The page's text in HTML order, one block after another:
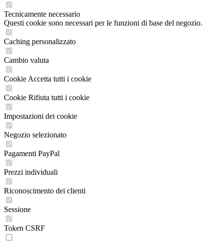
Tecnicamente necessario
Questi cookie sono necessari per le funzioni di base del negozio.
Caching personalizzato
Cambio valuta
Cookie Accetta tutti i cookie
Cookie Rifiuta tutti i cookie
Impostazioni dei cookie
Negozio selezionato
Pagamenti PayPal
Prezzi individuali
Riconoscimento dei clienti
Sessione
Token CSRF